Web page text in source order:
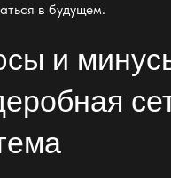
в будущем.
и